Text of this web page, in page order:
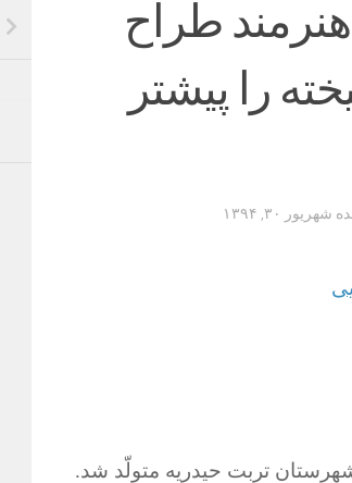
طراح
را پیشتر
شهریور ۳۰, ۱۳۹۴
حیدرآباد شهرستان تربت حیدریه متولّد شد.